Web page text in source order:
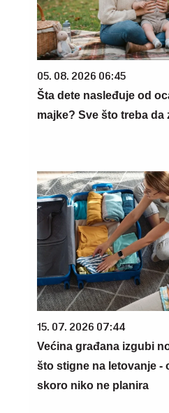
05. 08. 2026 06:45
Šta dete nasleđuje od
majke? Sve što treba da
15. 07. 2026 07:44
Većina građana izgubi
što stigne na letovanje -
skoro niko ne planira